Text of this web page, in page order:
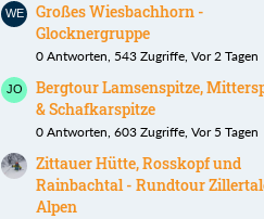
Großes Wiesbachhorn -
Glocknergruppe
0 Antworten, 543 Zugriffe, Vor 2 Tagen
Bergtour Lamsenspitze,
& Schafkarspitze
0 Antworten, 603 Zugriffe, Vor 5 Tagen
Zittauer Hütte, Rosskopf und
Rainbachtal - Rundtour
Alpen